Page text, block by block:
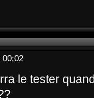
00:02
le tester